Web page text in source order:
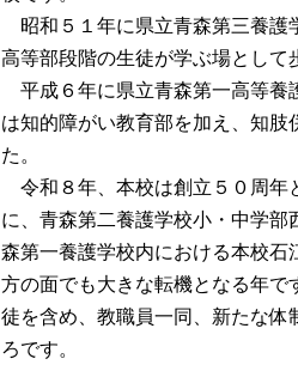
昭和５１年に県立青森第三養護
高等部段階の生徒が学ぶ場として
平成６年に県立青森第一高等養
は知的障がい教育部を加え、知肢
た。
令和８年、本校は創立５０周年
に、青森第二養護学校小・中学
森第一養護学校内における本校石
方の面でも大きな転機となる年で
徒を含め、教職員一同、新たな体
ろです。